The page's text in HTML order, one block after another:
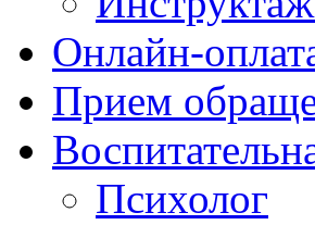
Онлайн-
Прием
Психолог